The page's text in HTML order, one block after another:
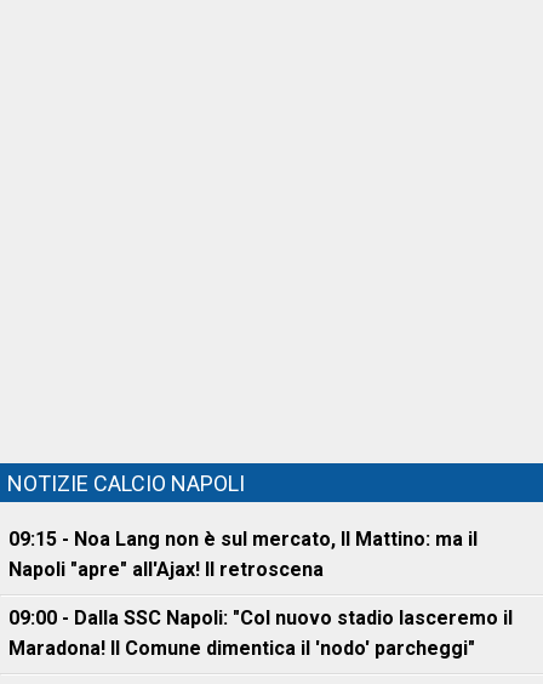
NOTIZIE CALCIO NAPOLI
09:15 - Noa Lang non è sul mercato, Il Mattino: ma il
Napoli "apre" all'Ajax! Il retroscena
09:00 - Dalla SSC Napoli: "Col nuovo stadio lasceremo il
Maradona! Il Comune dimentica il 'nodo' parcheggi"